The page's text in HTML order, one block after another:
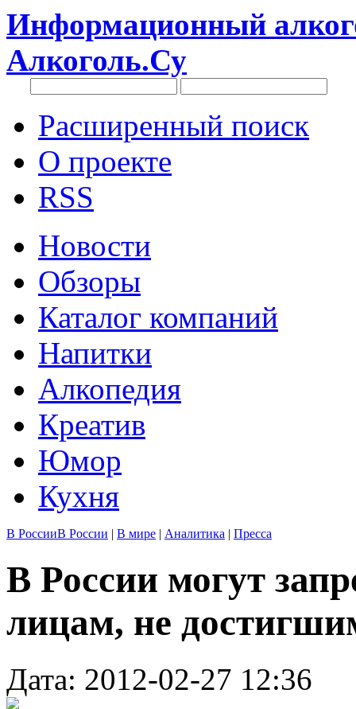
Информационный
Алкоголь.Су
Расширенный поиск
О проекте
RSS
Новости
Обзоры
Каталог компаний
Напитки
Алкопедия
Креатив
Юмор
Кухня
В РоссииВ России | В мире | Аналитика | Пресса
В России могут
лицам, не
Дата: 2012-02-27 12:36